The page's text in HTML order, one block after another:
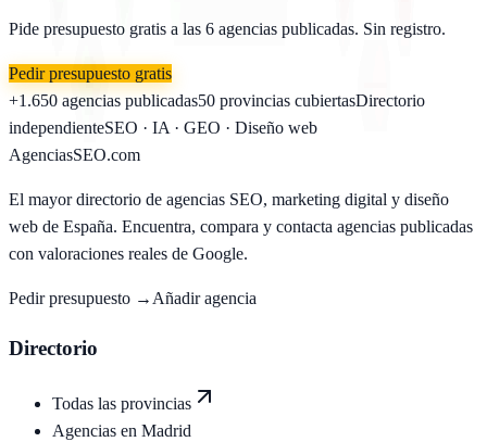
Pide presupuesto gratis a las 6 agencias publicadas. Sin registro.
Pedir presupuesto gratis
+1.650 agencias publicadas50 provincias cubiertasDirectorio
independienteSEO · IA · GEO · Diseño web
AgenciasSEO.com
El mayor directorio de agencias SEO, marketing digital y diseño
web de España. Encuentra, compara y contacta agencias publicadas
con valoraciones reales de Google.
Pedir presupuesto → Añadir agencia
Directorio
Todas las provincias
Agencias en Madrid